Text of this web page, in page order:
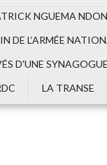
NGUEMA
DE L‘ARMÉE
D'UNE
LA TRANSE